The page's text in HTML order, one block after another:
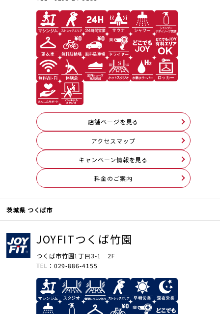
JOYFIT+
法人会員制度
店舗ページを見る
アクセスマップ
キャンペーン情報を見る
料⾦のご案内
茨城県 つくば市
JOYFITつくば竹園
つくば市竹園1丁目3-1 2F
TEL：029-886-4155